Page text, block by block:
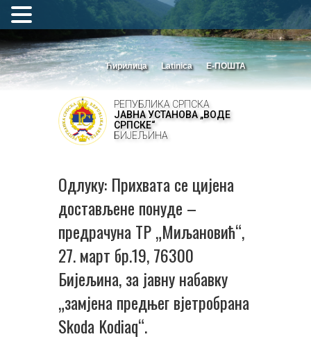
Ћирилица Latinica Е-ПОШТА
РЕПУБЛИКА СРПСКА
ЈАВНА УСТАНОВА „ВОДЕ
СРПСКЕ“
БИЈЕЉИНА
Одлуку: Прихвата се цијена
достављене понуде –
предрачуна ТР „Миљановић“,
27. март бр.19, 76300
Бијељина, за јавну набавку
„замјена предњег вјетробрана
Skoda Kodiaq“.